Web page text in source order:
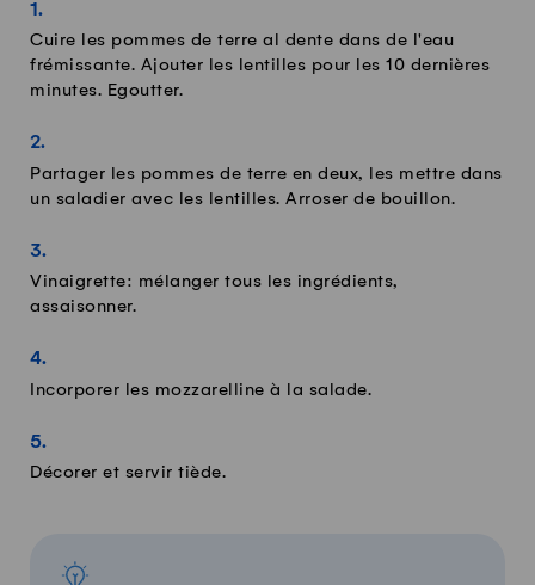
Cuire les pommes de terre al dente dans de l'eau
frémissante. Ajouter les lentilles pour les 10 dernières
minutes. Egoutter.
Partager les pommes de terre en deux, les mettre dans
un saladier avec les lentilles. Arroser de bouillon.
Vinaigrette: mélanger tous les ingrédients,
assaisonner.
Incorporer les mozzarelline à la salade.
Décorer et servir tiède.